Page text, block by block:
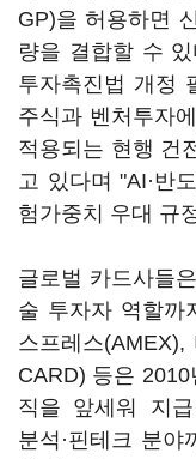
GP)을 허용하면
량을 결합할 수
투자촉진법 개정
주식과 벤처투자
적용되는 현행 건
고 있다며 "AI·반
험가중치 우대 규
글로벌 카드사들
술 투자자 역할까
스프레스(AMEX),
CARD) 등은
직을 앞세워 지급
분석·핀테크 분야